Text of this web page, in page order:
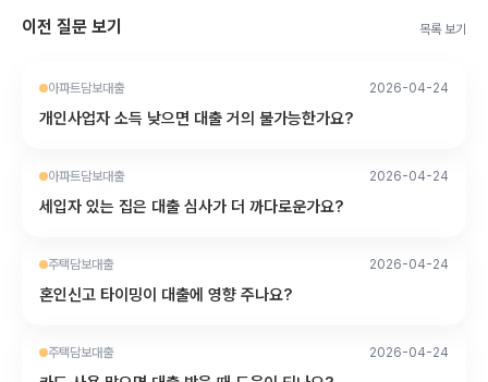
이전 질문 보기 목록 보기
아파트담보대출 2026-04-24
개인사업자 소득 낮으면 대출 거의 불가능한가요?
아파트담보대출 2026-04-24
세입자 있는 집은 대출 심사가 더 까다로운가요?
주택담보대출 2026-04-24
혼인신고 타이밍이 대출에 영향 주나요?
주택담보대출 2026-04-24